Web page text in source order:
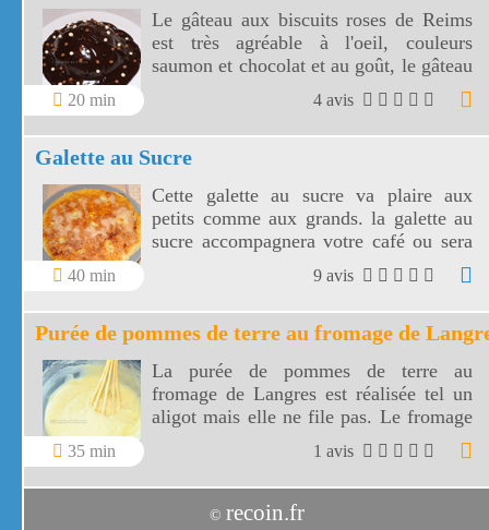
20 min
Le gâteau aux biscuits roses de Reims
est très agréable à l'oeil, couleurs
saumon et chocolat et au goût, le gâteau
rose de Reims à des saveurs de kirsch et
4 avis
Galette au Sucre
40 min
Cette galette au sucre va plaire aux
petits comme aux grands. la galette au
sucre accompagnera votre café ou sera
le goûter idéal de vos enfants.
9 avis
Purée de pommes de terre au fromage de
35 min
La purée de pommes de terre au
fromage de Langres est réalisée tel un
aligot mais elle ne file pas. Le fromage
de Langres est très goûteux et relève
parfaitement la purée de pommes de
terre.
1 avis
© recoin.fr